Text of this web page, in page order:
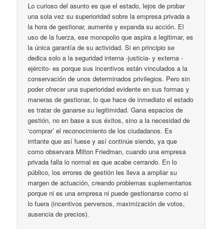
Lo curioso del asunto es que el estado, lejos de probar
una sola vez su superioridad sobre la empresa privada a
la hora de gestionar, aumente y expanda su acción. El
uso de la fuerza, ese monopolio que aspira a legitimar, es
la única garantía de su actividad. Si en principio se
dedica solo a la seguridad interna -justicia- y externa -
ejército- es porque sus incentivos están vinculados a la
conservación de unos determinados privilegios. Pero sin
poder ofrecer una superioridad evidente en sus formas y
maneras de gestionar, lo que hace de inmediato el estado
es tratar de ganarse su legitimidad. Gana espacios de
gestión, no en base a sus éxitos, sino a la necesidad de
‘comprar’ el reconocimiento de los ciudadanos. Es
irritante que así fuese y así continúe siendo, ya que
como observara Milton Friedman, cuando una empresa
privada falla lo normal es que acabe cerrando. En lo
público, los errores de gestión les lleva a ampliar su
margen de actuación, creando problemas suplementarios
porque ni es una empresa ni puede gestionarse como si
lo fuera (incentivos perversos, maximización de votos,
ausencia de precios).